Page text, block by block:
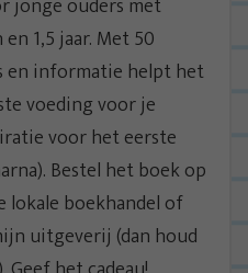
1,5 jaar. Met 50
en informatie helpt het
voeding voor je
voor het eerste
Bestel het boek op
lokale boekhandel of
uitgeverij (dan houd